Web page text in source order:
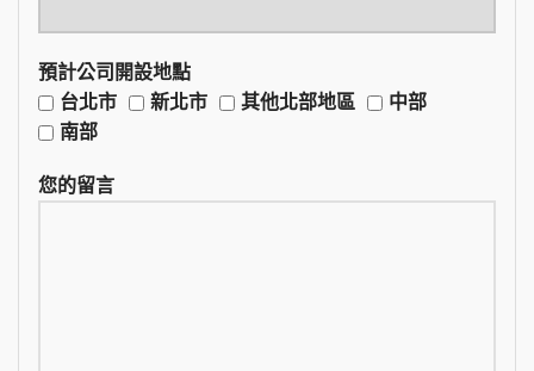
預計公司開設地點
台北市
新北市 其他北部地區
中部
南部
您的留言